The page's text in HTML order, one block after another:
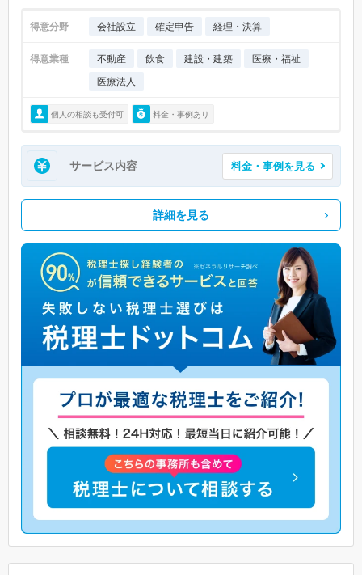
得意分野 会社設立 確定申告 経理・決算
得意業種 不動産 飲食 建設・建築
医療・福祉
医療法人
個人の相談も受付可 料金・事例あり
サービス内容 料金・事例を見る
詳細を見る